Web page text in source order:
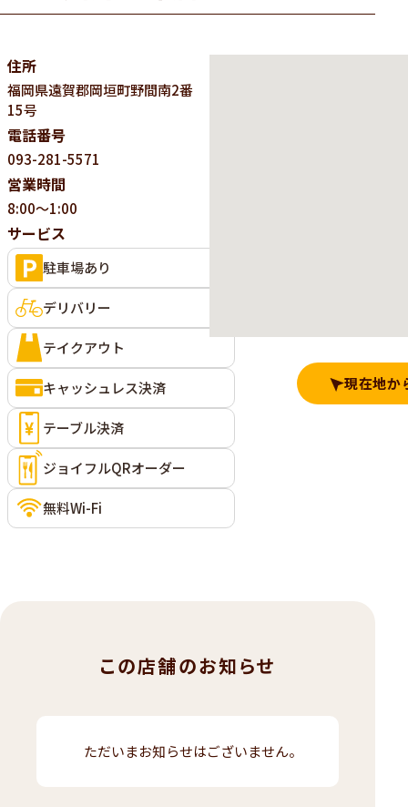
住所
福岡県遠賀郡岡垣町野間南2番
15号
電話番号
093-281-5571
営業時間
8:00～1:00
サービス
駐車場あり
デリバリー
テイクアウト
キャッシュレス決済
テーブル決済
ジョイフルQRオーダー
無料Wi-Fi
現在地か
この店舗のお知らせ
ただいまお知らせはございません。